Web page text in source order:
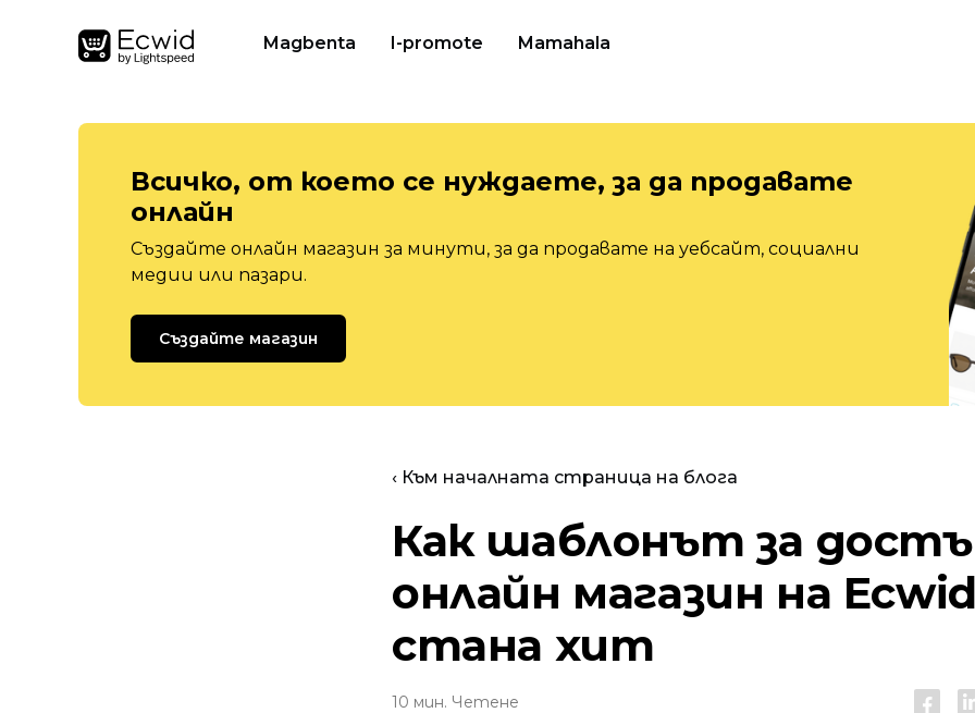
Magbenta I-promote Mamahala
Всичко, от което се нуждаете, за да продавате
онлайн
Създайте онлайн магазин за минути, за да продавате на уебсайт, социални
медии или пазари.
Създайте магазин
‹ Към началната страница на блога
Как шаблонът за
онлайн магазин на Ecwid
стана хит
10 мин. Четене